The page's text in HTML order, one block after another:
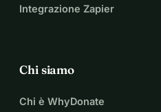
Integrazione Zapier
Chi siamo
Chi è WhyDonate